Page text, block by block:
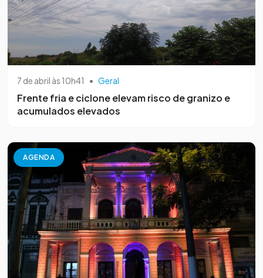
7 de abril às 10h41 • Geral
Frente fria e ciclone elevam risco de granizo e
acumulados elevados
AGENDA